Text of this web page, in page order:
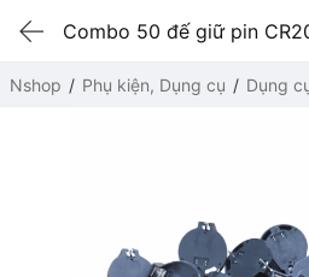
Combo 50 đế giữ pin
Nshop Phụ kiện, Dụng cụ Dụng